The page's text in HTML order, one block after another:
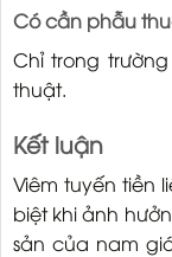
Có cần phẫu
Chỉ trong
thuật.
Kết luận
Viêm tuyến tiền
biệt khi ảnh
sản của nam